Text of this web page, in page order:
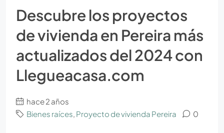
Descubre los proyectos
de vivienda en Pereira más
actualizados del 2024 con
Llegueacasa.com
hace 2 años
Bienes raíces, Proyecto de vivienda Pereira 0